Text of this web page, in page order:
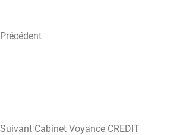
Précédent
Suivant Cabinet Voyance CREDIT